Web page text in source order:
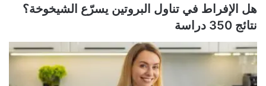
هل الإفراط في تناول البروتين يسرّع الشيخوخة؟
نتائج 350 دراسة